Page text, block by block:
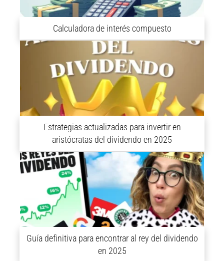
Calculadora de interés compuesto
Estrategias actualizadas para invertir en
aristócratas del dividendo en 2025
Guía definitiva para encontrar al rey del dividendo
en 2025